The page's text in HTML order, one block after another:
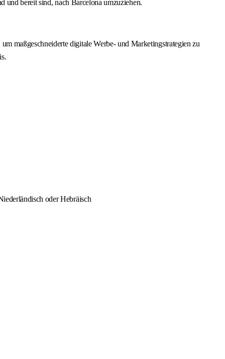
und bereit sind, nach Barcelona umzuziehen.
maßgeschneiderte digitale Werbe- und Marketingstrategien zu
oder Hebräisch